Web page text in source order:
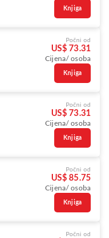
Knjiga
Počni od
US$ 73.31
Cijena/ osoba
Knjiga
Počni od
US$ 73.31
Cijena/ osoba
Knjiga
Počni od
US$ 85.75
Cijena/ osoba
Knjiga
Počni od